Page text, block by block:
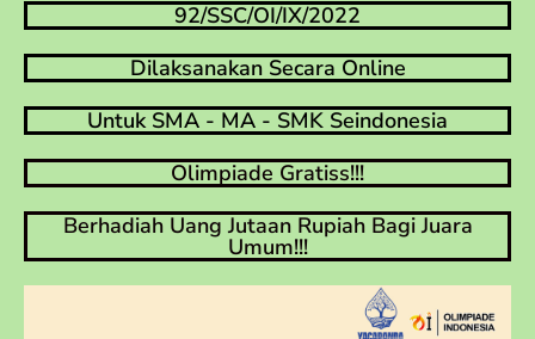
92/SSC/OI/IX/2022
Dilaksanakan Secara Online
Untuk SMA - MA - SMK Seindonesia
Olimpiade Gratiss!!!
Berhadiah Uang Jutaan Rupiah Bagi Juara
Umum!!!